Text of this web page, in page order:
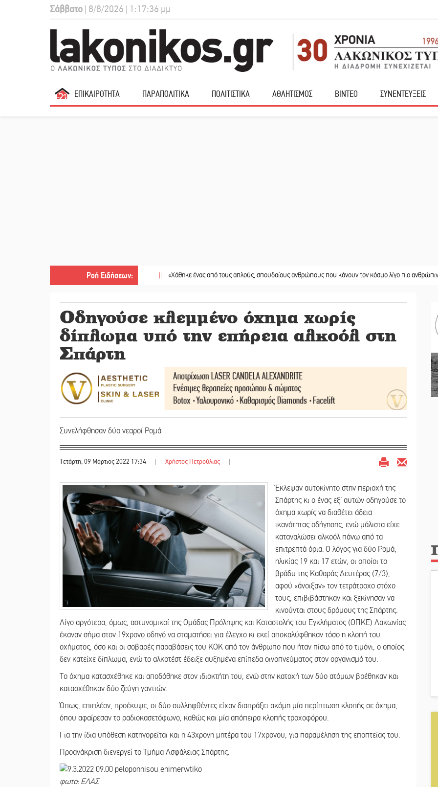
Σάββατο | 8/8/2026 | 1:17:37 μμ
ΕΠΙΚΑΙΡΟΤΗΤΑ ΠΑΡΑΠΟΛΙΤΙΚΑ ΠΟΛΙΤΙΣΤΙΚΑ ΑΘΛΗΤΙΣΜΟΣ ΒΙΝΤΕΟ ΣΥΝΕΝΤΕΥΞΕΙΣ
Ροή Ειδήσεων:
|| «Χάθηκε ένας από τους απλούς, σπουδαίους ανθρώπους που κάνουν τον κόσμο λίγο πιο ανθρώπινο» ||
Οδηγούσε κλεμμένο όχημα χωρίς
δίπλωμα υπό την επήρεια αλκοόλ στη
Σπάρτη
Συνελήφθησαν δύο νεαροί Ρομά
Τετάρτη, 09 Μάρτιος 2022 17:34 | Χρήστος Πετρούλιας |
Έκλεψαν αυτοκίνητο στην περιοχή της
Σπάρτης κι ο ένας εξ’ αυτών οδηγούσε το
όχημα χωρίς να διαθέτει άδεια
ικανότητας οδήγησης, ενώ μάλιστα είχε
καταναλώσει αλκοόλ πάνω από τα
επιτρεπτά όρια. Ο λόγος για δύο Ρομά,
ηλικίας 19 και 17 ετών, οι οποίοι το
βράδυ της Καθαράς Δευτέρας (7/3),
αφού «άνοιξαν» τον τετράτροχο στόχο
τους, επιβιβάστηκαν και ξεκίνησαν να
κινούνται στους δρόμους της Σπάρτης.
Λίγο αργότερα, όμως, αστυνομικοί της Ομάδας Πρόληψης και Καταστολής του Εγκλήματος (ΟΠΚΕ) Λακωνίας
έκαναν σήμα στον 19χρονο οδηγό να σταματήσει για έλεγχο κι εκεί αποκαλύφθηκαν τόσο η κλοπή του
οχήματος, όσο και οι σοβαρές παραβάσεις του ΚΟΚ από τον άνθρωπο που ήταν πίσω από το τιμόνι, ο οποίος
δεν κατείχε δίπλωμα, ενώ το αλκοτέστ έδειξε αυξημένα επίπεδα οινοπνεύματος στον οργανισμό του.
Το όχημα κατασχέθηκε και αποδόθηκε στον ιδιοκτήτη του, ενώ στην κατοχή των δύο ατόμων βρέθηκαν και
κατασχέθηκαν δύο ζεύγη γαντιών.
Όπως, επιπλέον, προέκυψε, οι δύο συλληφθέντες είχαν διαπράξει ακόμη μία περίπτωση κλοπής σε όχημα,
όπου αφαίρεσαν το ραδιοκασετόφωνο, καθώς και μία απόπειρα κλοπής τροχοφόρου.
Για την ίδια υπόθεση κατηγορείται και η 43χρονη μητέρα του 17χρονου, για παραμέληση της εποπτείας του.
Προανάκριση διενεργεί το Τμήμα Ασφάλειας Σπάρτης.
φωτο: ΕΛΑΣ